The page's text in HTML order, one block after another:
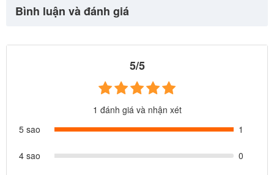
Bình luận và đánh giá
5/5
1 đánh giá và nhận xét
5 sao
1
4 sao 0